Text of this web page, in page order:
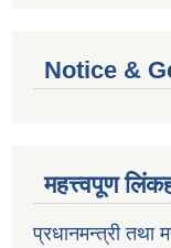
Notice &
महत्त्वपूण
प्रधानमन्त्री तथा